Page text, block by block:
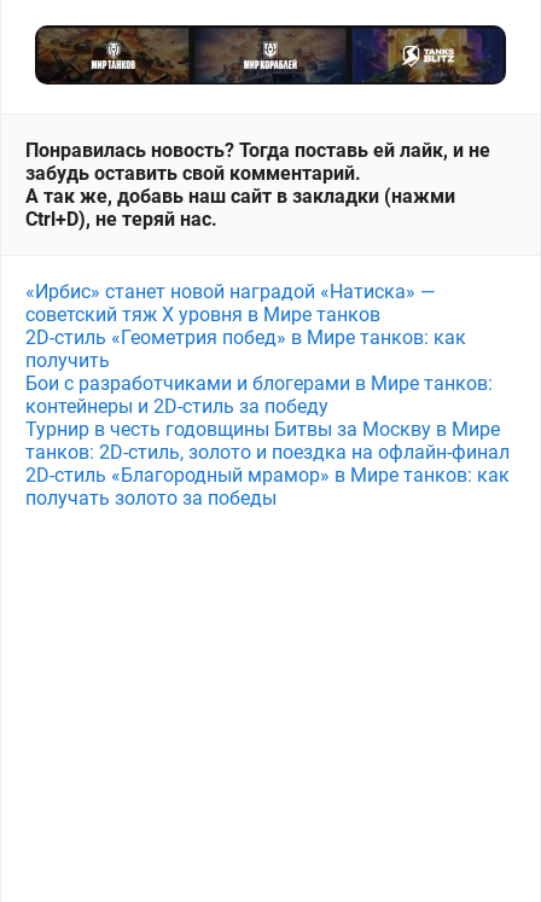
Понравилась новость? Тогда поставь ей лайк, и не
забудь оставить свой комментарий.
А так же, добавь наш сайт в закладки (нажми
Ctrl+D), не теряй нас.
«Ирбис» станет новой наградой «Натиска» —
советский тяж X уровня в Мире танков
2D-стиль «Геометрия побед» в Мире танков: как
получить
Бои с разработчиками и блогерами в Мире танков:
контейнеры и 2D-стиль за победу
Турнир в честь годовщины Битвы за Москву в Мире
танков: 2D-стиль, золото и поездка на офлайн-финал
2D-стиль «Благородный мрамор» в Мире танков: как
получать золото за победы